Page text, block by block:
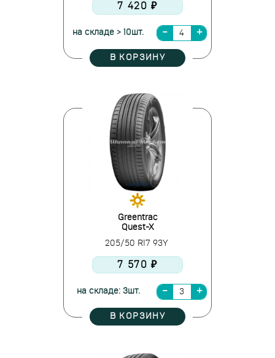
7 420 ₽
на складе > 10шт.
В КОРЗИНУ
Greentrac
Quest-X
205/50 R17 93Y
7 570 ₽
на складе: 3шт.
В КОРЗИНУ